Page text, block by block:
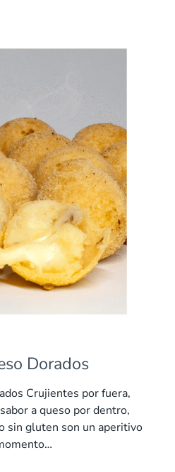
Dorados
Crujientes por fuera,
a queso por dentro,
sin gluten son un aperitivo